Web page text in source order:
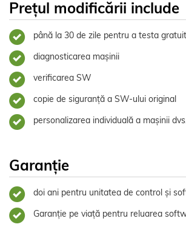
Prețul modificării include
până la 30 de zile pentru a testa
diagnosticarea mașinii
verificarea SW
copie de siguranță a SW-ului original
personalizarea individuală a mașinii dvs.
Garanție
doi ani pentru unitatea de control și
Garanție pe viață pentru reluarea